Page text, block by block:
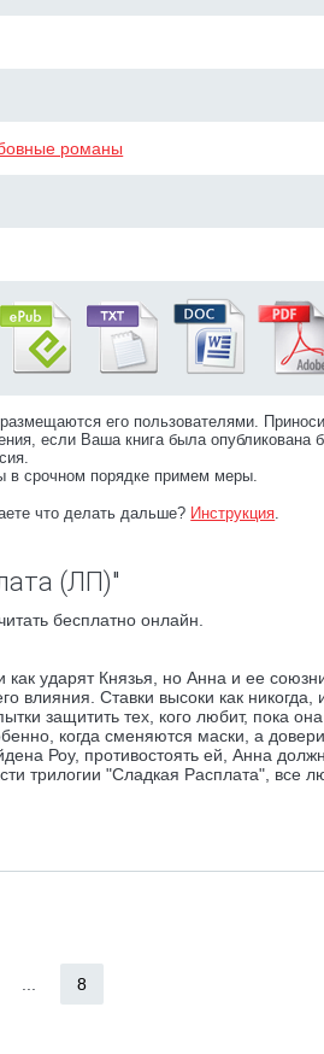
романы
размещаются его пользователями.
если Ваша книга была опубликована
в срочном порядке примем меры.
что делать дальше? Инструкция.
(ЛП)"
бесплатно онлайн.
как ударят Князья, но Анна и ее
влияния. Ставки высоки как никогда,
защитить тех, кого любит, пока она
когда сменяются маски, а
Роу, противостоять ей, Анна
трилогии "Сладкая Расплата", все
8